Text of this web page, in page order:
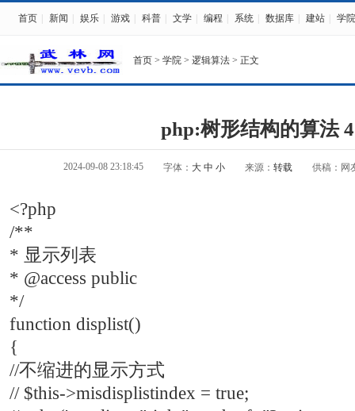
首页 新闻 娱乐 游戏 科普 文学 编程 系统 数据库 建站 学院
首页 > 学院 > 逻辑算法 > 正文
php:树形结构的算法 4
2024-09-08 23:18:45 字体： 大 中 小 来源： 转载 供稿：网
<?php
/**
* 显示列表
* @access public
*/
function displist()
{
//不缩进的显示方式
// $this->misdisplistindex = true;